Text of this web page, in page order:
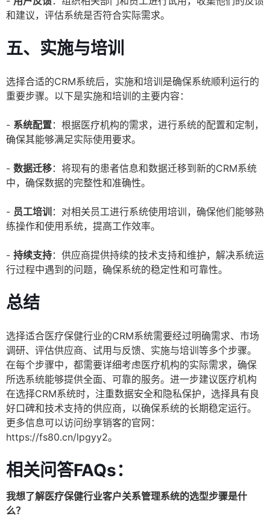
和建议，评估系统是否符合实际需求。
五、实施与培训
选择合适的CRM系统后，实施和培训是确保系统顺利运行的
重要步骤。以下是实施和培训的主要内容：
- 系统配置：根据医疗机构的需求，进行系统的配置和定制，
确保其能够满足实际使用要求。
- 数据迁移：将现有的患者信息和数据迁移到新的CRM系统
中，确保数据的完整性和准确性。
- 员工培训 ：对相关员工进行系统使用培训，确保他们能够熟
练操作和使用系统，提高工作效率。
- 持续支持：供应商提供持续的技术支持和维护，解决系统运
行过程中遇到的问题，确保系统的稳定性和可靠性。
总结
选择适合医疗保健行业的CRM系统需要经过明确需求、市场
调研、评估供应商、试用与反馈、实施与培训等多个步骤。
在每个步骤中，都需要详细考虑医疗机构的实际需求，确保
所选系统能够提供全面、可靠的服务。进一步建议医疗机构
在选择CRM系统时，注重数据安全和隐私保护，选择具有良
好口碑和技术支持的供应商，以确保系统的长期稳定运行。
更多信息可以访问纷享销客的官网：
https://fs80.cn/lpgyy2。
相关问答FAQs：
我想了解医疗保健行业客户关系管理系统的选型步骤是什
么？